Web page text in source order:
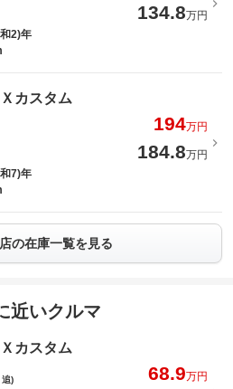
134.8万円
2)年
カスタム
194万円
184.8万円
7)年
の在庫一覧を見る
近いクルマ
カスタム
追)
68.9万円